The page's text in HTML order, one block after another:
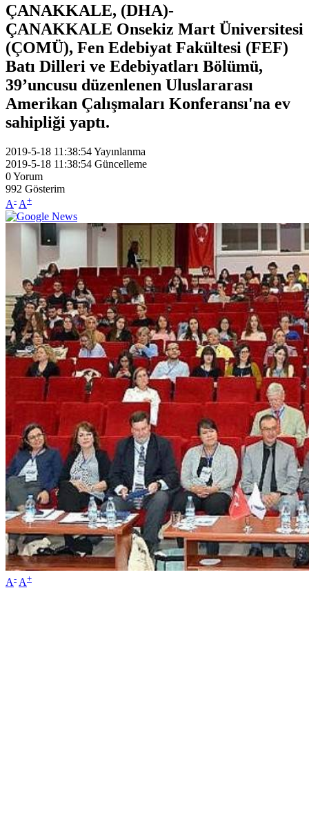
ÇANAKKALE, (DHA)-
ÇANAKKALE Onsekiz Mart Üniversitesi
(ÇOMÜ), Fen Edebiyat Fakültesi (FEF)
Batı Dilleri ve Edebiyatları Bölümü,
39’uncusu düzenlenen Uluslararası
Amerikan Çalışmaları Konferansı'na ev
sahipliği yaptı.
2019-5-18 11:38:54Yayınlanma
2019-5-18 11:38:54 Güncelleme
0Yorum
992 Gösterim
A- A+
A- A+